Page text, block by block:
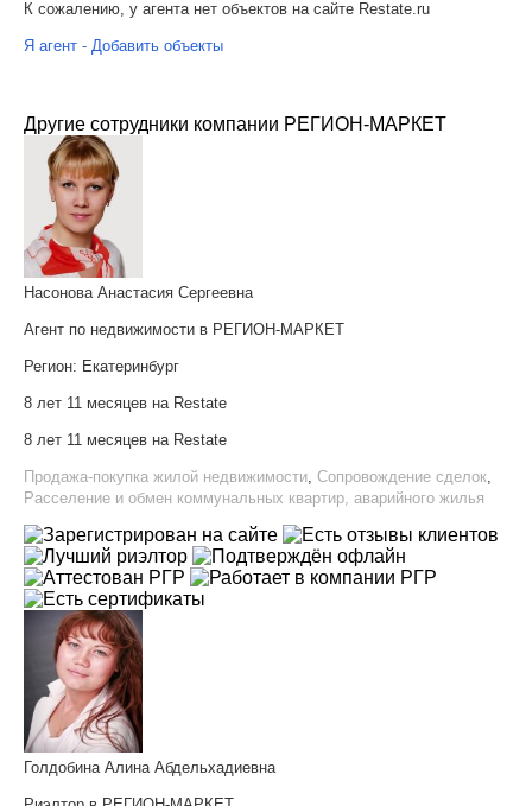
К сожалению, у агента нет объектов на сайте Restate.ru
Я агент - Добавить объекты
Другие сотрудники компании РЕГИОН-МАРКЕТ
Насонова Анастасия Сергеевна
Агент по недвижимости в РЕГИОН-МАРКЕТ
Регион: Екатеринбург
8 лет 11 месяцев на Restate
8 лет 11 месяцев на Restate
Продажа-покупка жилой недвижимости, Сопровождение сделок,
Расселение и обмен коммунальных квартир, аварийного жилья
Голдобина Алина Абдельхадиевна